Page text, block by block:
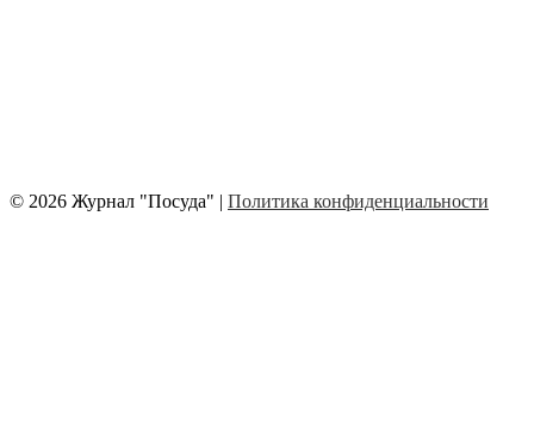
© 2026 Журнал "Посуда" | Политика конфиденциальности